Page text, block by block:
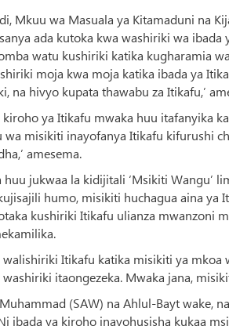
Mkuu wa Masuala ya Kitamaduni na
ada kutoka kwa washiriki wa ibada
watu kushiriki katika kugharamia
moja kwa moja katika ibada ya
na hivyo kupata thawabu za Itikafu,’
ya Itikafu mwaka huu itafanyika
wa misikiti inayofanya Itikafu kifurushi
amesema.
huu jukwaa la kidijitali ‘Msikiti Wangu’
humo, misikiti huchagua aina ya
kushiriki Itikafu ulianza mwanzoni
Itikafu katika misikiti ya mkoa
itaongezeka. Mwaka jana,
(SAW) na Ahlul-Bayt wake,
ibada ya kiroho inayohusisha kukaa